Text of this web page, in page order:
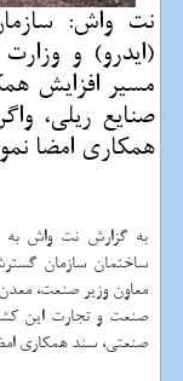
نت واش:
(ایدرو) و
مسیر افزایش
صنایع ریلی،
همكاری امضا
به گزارش نت واش به
ساختمان سازمان
معاون وزیر صنعت،
صنعت و تجارت این
صنعتی، سند همكاری